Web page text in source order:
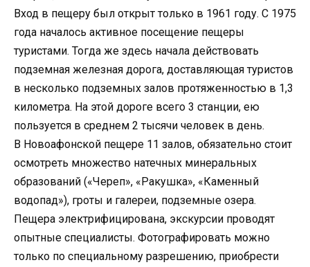
Вход в пещеру был открыт только в 1961 году. С 1975
года началось активное посещение пещеры
туристами. Тогда же здесь начала действовать
подземная железная дорога, доставляющая туристов
в несколько подземных залов протяженностью в 1,3
километра. На этой дороге всего 3 станции, ею
пользуется в среднем 2 тысячи человек в день.
В Новоафонской пещере 11 залов, обязательно стоит
осмотреть множество натечных минеральных
образований («Череп», «Ракушка», «Каменный
водопад»), гроты и галереи, подземные озера.
Пещера электрифицирована, экскурсии проводят
опытные специалисты. Фотографировать можно
только по специальному разрешению, приобрести